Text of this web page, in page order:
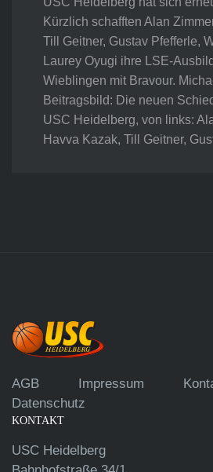
Kürzlich schafften Alan
Till Geitner, Gustav Pfefferle,
Laurey Oyugi ihre LSE-
Wieblingen mit Bravour.
Beitragsbild: Die neuen
USC Heidelberg, von links:
Havva Kazak, Till Geitner,
AGB Impressum
Datenschutz
KONTAKT
USC Heidelberg